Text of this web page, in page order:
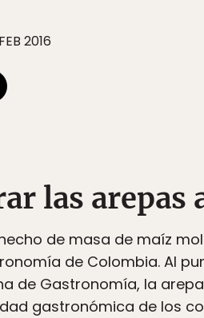
2016
las arepas
de masa de maíz
de Colombia. Al
de Gastronomía, la
gastronómica de los